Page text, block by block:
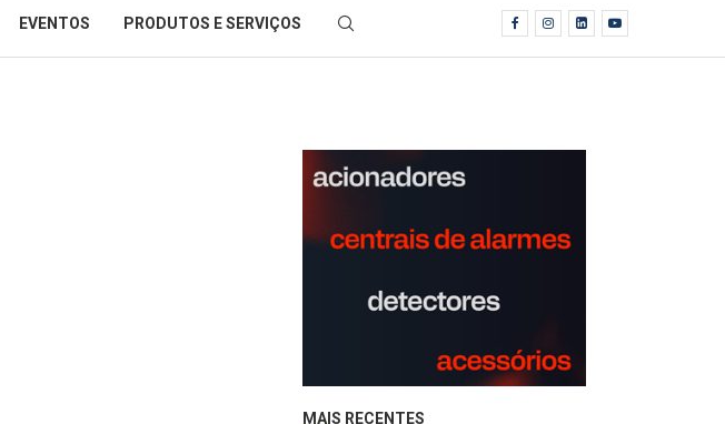
EVENTOS PRODUTOS E SERVIÇOS
MAIS RECENTES